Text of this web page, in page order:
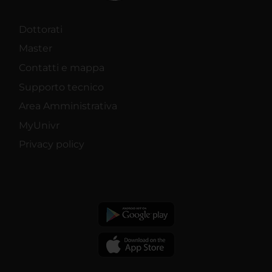
Dottorati
Master
Contatti e mappa
Supporto tecnico
Area Amministrativa
MyUnivr
Privacy policy